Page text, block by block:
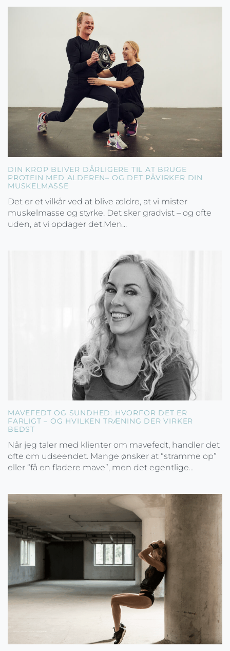
DIN KROP BLIVER DÅRLIGERE TIL AT BRUGE
PROTEIN MED ALDEREN– OG DET PÅVIRKER DIN
MUSKELMASSE
Det er et vilkår ved at blive ældre, at vi mister
muskelmasse og styrke. Det sker gradvist – og ofte
uden, at vi opdager det.Men...
MAVEFEDT OG SUNDHED: HVORFOR DET ER
FARLIGT – OG HVILKEN TRÆNING DER VIRKER
BEDST
Når jeg taler med klienter om mavefedt, handler det
ofte om udseendet. Mange ønsker at “stramme op”
eller “få en fladere mave”, men det egentlige...